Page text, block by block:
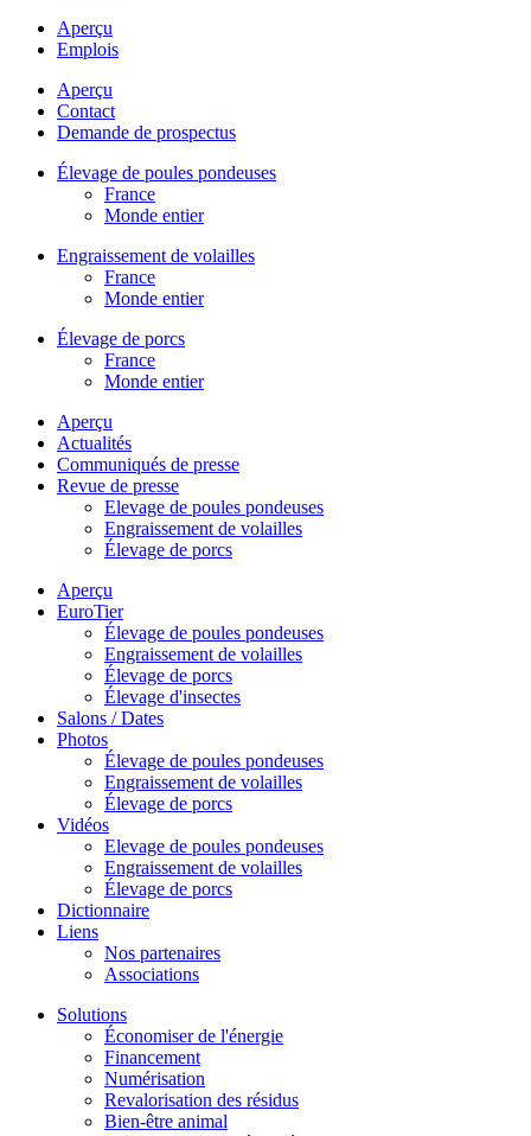
Aperçu
Emplois
Aperçu
Contact
Demande de prospectus
Élevage de poules pondeuses
France
Monde entier
Engraissement de volailles
France
Monde entier
Élevage de porcs
France
Monde entier
Aperçu
Actualités
Communiqués de presse
Revue de presse
Elevage de poules pondeuses
Engraissement de volailles
Élevage de porcs
Aperçu
EuroTier
Élevage de poules pondeuses
Engraissement de volailles
Élevage de porcs
Élevage d'insectes
Salons / Dates
Photos
Élevage de poules pondeuses
Engraissement de volailles
Élevage de porcs
Vidéos
Elevage de poules pondeuses
Engraissement de volailles
Élevage de porcs
Dictionnaire
Liens
Nos partenaires
Associations
Solutions
Économiser de l'énergie
Financement
Numérisation
Revalorisation des résidus
Bien-être animal